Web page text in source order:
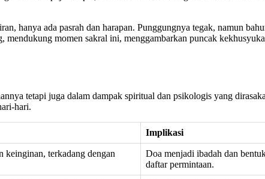
hanya ada pasrah dan harapan. Punggungnya tegak, namun
momen sakral ini, menggambarkan puncak
tetapi juga dalam dampak spiritual dan psikologis yang
hari.
Implikasi
keinginan, terkadang dengan
Doa menjadi ibadah dan
daftar permintaan.